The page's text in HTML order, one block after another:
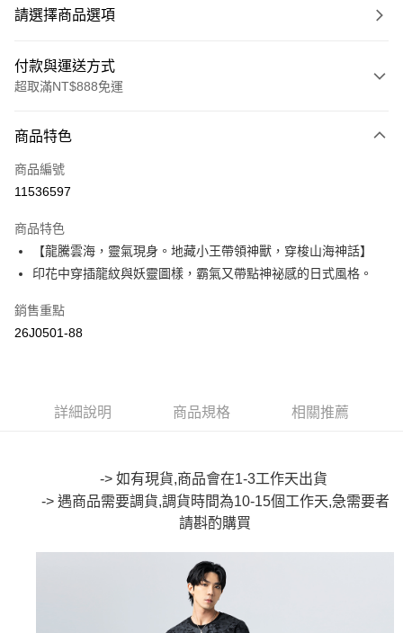
請選擇商品選項
付款與運送方式
超取滿NT$888免運
信用卡一次付款
超商取貨付款
Apple Pay
街口支付
悠遊付
大哥付你分期
1.本服務由台灣大哥大提供，台灣大哥大用戶可立即使用無須另外申請。
2.付款方式選擇「大哥付你分期」，訂單成立後會自動跳轉到大哥付的交易
流程，驗證手機門號後，選擇欲分期的期數、繳款截止日，確認付款後即完
4.訂單成立30分鐘內，如未前往確認交易或遇審核未通過，訂單將自動取
消。如遇「轉專審核」未通過狀況，表示未達大哥付你分期系統評分，恕無
1.分期款項不併入電信帳單，「大哥付你分期」於每月結算日後寄送繳費提
相關說明
【關於「AFTEE先享後付」】
AFTEE先享後付是「在收到商品之後才付款」的支付方式。 讓您購物簡單
１．簡單：不需註冊會員、不需綁卡、不需儲值。
２．便利：只要手機號碼，簡訊認證，即可結帳。
３．安心：先確認商品／服務後，再付款。
【「AFTEE先享後付」結帳流程】
每筆NT$80，滿NT$888(含以上)免運費
商品特色
商品編號
11536597
商品特色
【龍騰雲海，靈氣現身。地藏小王帶領神獸，穿梭山海神話】
印花中穿插龍紋與妖靈圖樣，霸氣又帶點神祕感的日式風格。
銷售重點
26J0501-88
詳細說明 商品規格 相關推薦
-> 如有現貨,商品會在1-3工作天出貨
-> 遇商品需要調貨,調貨時間為10-15個工作天,急需要者
請斟酌購買